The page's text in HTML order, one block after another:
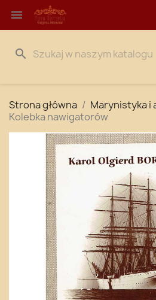

search
Strona główna
Marynistyka i
Kolebka nawigatorów